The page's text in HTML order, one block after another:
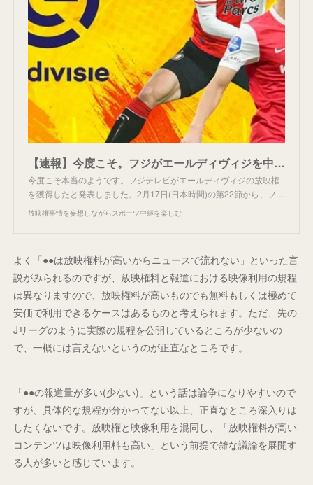
【速報】今度こそ。フジがエールディヴィジを中継。
今度こそ本当のようです。フジテレビがエールディヴィジの放映権
を獲得したと発表しました。2月17日(日本時間)の第22節から、フ…
放映権事情を妄想しながらスポーツ中継を楽しむ
よく「●●は放映権料が高いからニュースで流れない」といった言
説がみられるのですが、放映権料と報道における映像利用の規程
は異なりますので、放映権料が高いものでも無料もしくは極めて
安価で利用できるケースはあるものと考えられます。ただ、先の
Jリーグのように実際の規程を公開しているところが少ないの
で、一概には言えないというのが正直なところです。
「●●の報道量が多い(少ない)」という話は論争になりやすいので
すが、具体的な規程が分かってない以上、正直なところ深入りは
したくないです。放映権と映像利用を混同し、「放映権料が高い
コンテンツは映像利用料も高い」という前提で雑な議論を展開す
る人が多いと感じています。